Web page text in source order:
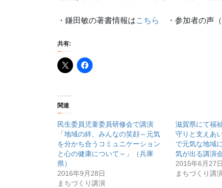
・鎌田敏の著書情報はこちら ・参加者の声
共有:
関連
民生委員児童委員研修会で講演
「地域の絆、みんなの笑顔～元気
を分かち合うコミュニケーション
と心の健康について～」（兵庫
県）
2016年9月28日
まちづくり講演
滋賀県にて福
守りと支えあ
で元気な地域
気が出る講演会
2015年6月27日
まちづくり講